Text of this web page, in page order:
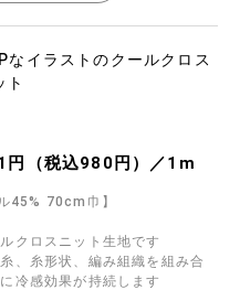
なイラストのクールクロス
ト
円（税込980円）／1m
45% 70cm巾】
クロスニット生地です
、糸形状、編み組織を組み合
冷感効果が持続します